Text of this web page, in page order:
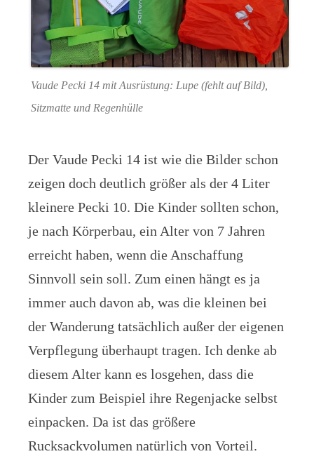
Vaude Pecki 14 mit Ausrüstung: Lupe (fehlt auf Bild),
Sitzmatte und Regenhülle
Der Vaude Pecki 14 ist wie die Bilder schon
zeigen doch deutlich größer als der 4 Liter
kleinere Pecki 10. Die Kinder sollten schon,
je nach Körperbau, ein Alter von 7 Jahren
erreicht haben, wenn die Anschaffung
Sinnvoll sein soll. Zum einen hängt es ja
immer auch davon ab, was die kleinen bei
der Wanderung tatsächlich außer der eigenen
Verpflegung überhaupt tragen. Ich denke ab
diesem Alter kann es losgehen, dass die
Kinder zum Beispiel ihre Regenjacke selbst
einpacken. Da ist das größere
Rucksackvolumen natürlich von Vorteil.